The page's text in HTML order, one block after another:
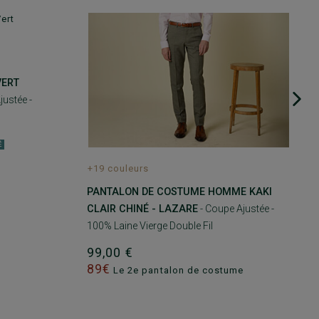
-
+19 couleurs
PANTALON DE COSTUME HOMME KAKI
CLAIR CHINÉ - LAZARE- Coupe Ajustée -
100% Laine Vierge Double Fil
99,00 €
89€ Le 2e pantalon de costume